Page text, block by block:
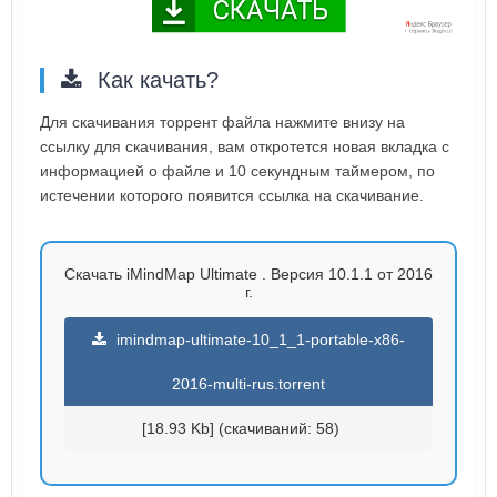
Как качать?
Для скачивания торрент файла нажмите внизу на
ссылку для скачивания, вам откротется новая вкладка с
информацией о файле и 10 секундным таймером, по
истечении которого появится ссылка на скачивание.
Скачать iMindMap Ultimate . Версия 10.1.1 от 2016
г.
imindmap-ultimate-10_1_1-portable-x86-
2016-multi-rus.torrent
[18.93 Kb] (cкачиваний: 58)